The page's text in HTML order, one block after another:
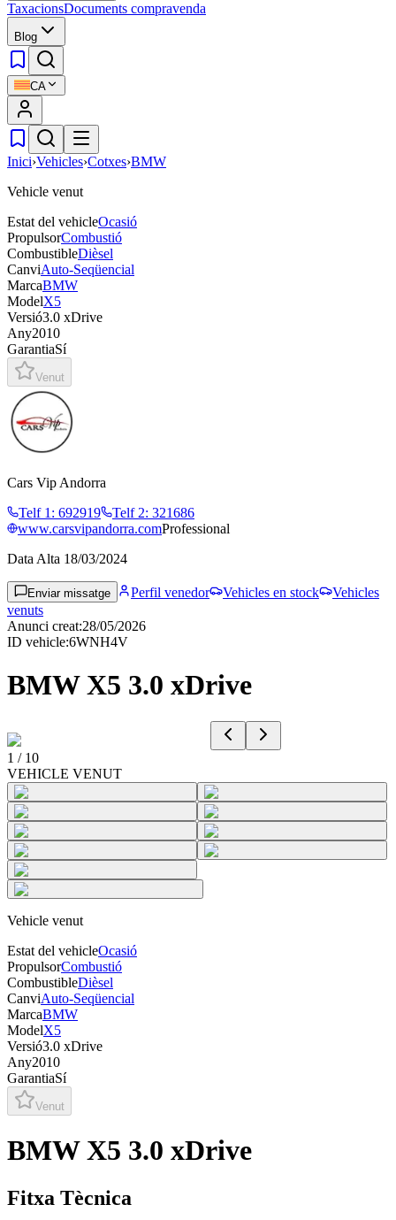
TaxacionsDocuments compravenda
Blog
CA
Inici›Vehicles›Cotxes›BMW
Vehicle venut
Estat del vehicleOcasió
PropulsorCombustió
CombustibleDièsel
CanviAuto-Seqüencial
MarcaBMW
ModelX5
Versió3.0 xDrive
Any2010
GarantiaSí
Venut
Cars Vip Andorra
Telf 1 : 692919 Telf 2: 321686
www.carsvipandorra.comProfessional
Data Alta 18/03/2024
Enviar missatge Perfil venedor Vehicles en stock
Vehicles
venuts
Anunci creat:28/05/2026
ID vehicle:6WNH4V
BMW X5 3.0 xDrive
1 / 10
VEHICLE VENUT
Vehicle venut
Estat del vehicleOcasió
PropulsorCombustió
CombustibleDièsel
CanviAuto-Seqüencial
MarcaBMW
ModelX5
Versió3.0 xDrive
Any2010
GarantiaSí
Venut
BMW X5 3.0 xDrive
Fitxa Tècnica